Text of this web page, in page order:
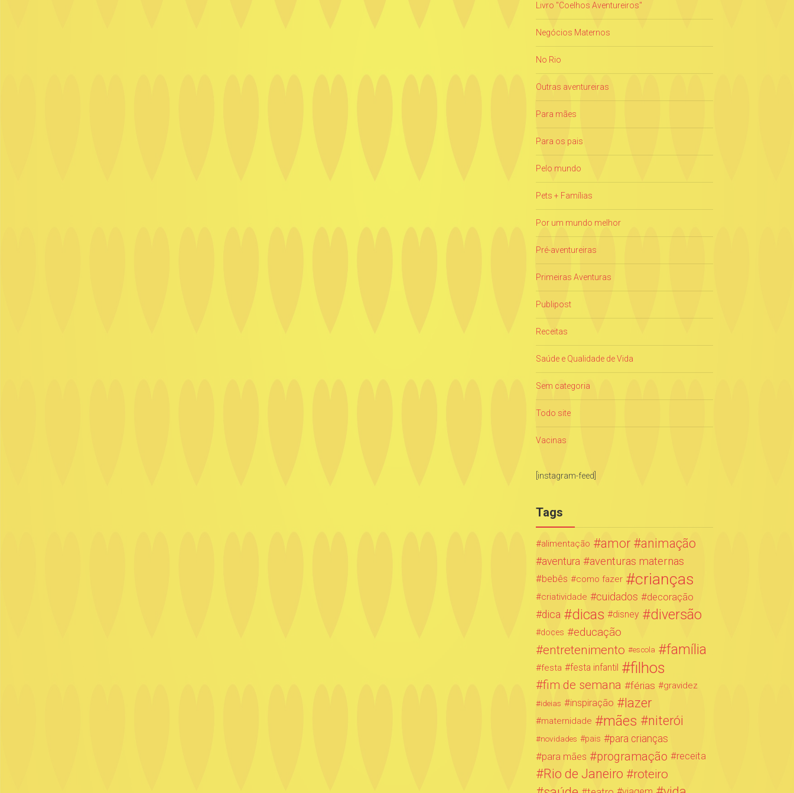
Livro "Coelhos Aventureiros"
Negócios Maternos
No Rio
Outras aventureiras
Para mães
Para os pais
Pelo mundo
Pets + Famílias
Por um mundo melhor
Pré-aventureiras
Primeiras Aventuras
Publipost
Receitas
Saúde e Qualidade de Vida
Sem categoria
Todo site
Vacinas
[instagram-feed]
Tags
alimentação amor animação
aventura aventuras maternas
bebês como fazer crianças
criatividade cuidados
decoração
dica
dicas disney diversão
doces educação
entretenimento escola família
festa festa infantil filhos
fim de semana férias gravidez
ideias inspiração lazer
maternidade mães niterói
novidades pais
para crianças
para mães
programação receita
Rio de Janeiro roteiro